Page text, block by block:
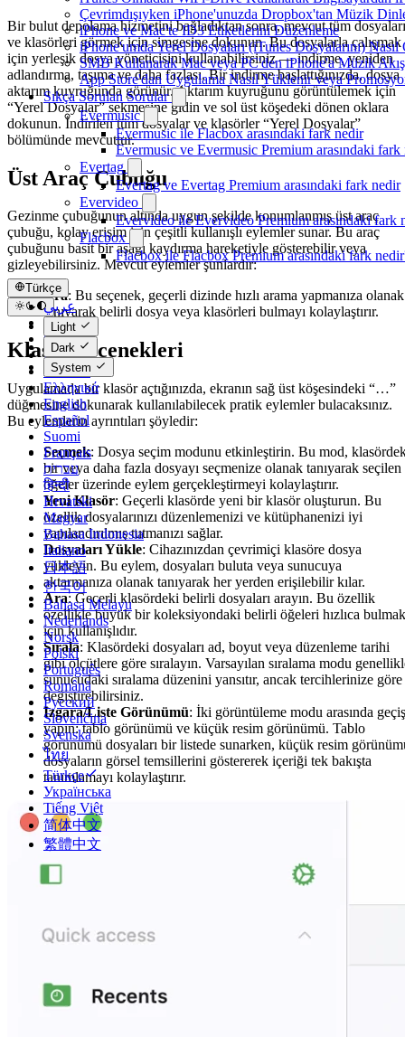
Çevrimdışıyken iPhone'unuzda Dropbox'tan Müzik
iPhone ve Mac'te ID3 Etiketlerini Düzenleme
iPhone'umda Yerel Dosyaları (iTunes Dosyalarını) Nasıl
SMB Kullanarak Mac veya PC'den iPhone'a Müzik
App Store'dan Uygulama Nasıl Yüklenir veya
Sıkça Sorulan Sorular
Evermusic
Evermusic ile Flacbox arasındaki fark nedir
Evermusic ve Evermusic Premium arasındaki fark
Evertag
Evertag ve Evertag Premium arasındaki fark nedir
Evervideo
Evervideo ile Evervideo Premium arasındaki fark
Flacbox
Flacbox ile Flacbox Premium arasındaki fark
Türkçe
عربي
Català
Čeština
Dansk
Deutsch
Ελληνικά
English
Español
Suomi
Français
עברית
हिन्दी
Hrvatski
Magyar
Bahasa Indonesia
Italiano
日本語
한국어
Bahasa Melayu
Nederlands
Norsk
Polski
Português
Română
Русский
Slovenčina
Svenska
ไทย
Türkçe
Українська
Tiếng Việt
简体中文
繁體中文
Light
Dark
System
Bir bulut depolama hizmetini bağladıktan sonra, mevcut tüm dosyaları
ve klasörleri görmek için simgesine dokunun. Bu dosyalarla çalışmak
için yerleşik dosya yöneticisini kullanabilirsiniz — indirme, yeniden
adlandırma, taşıma ve daha fazlası. Bir indirme başlattığınızda, dosya
aktarım kuyruğunda görünür. Aktarım kuyruğunu görüntülemek için
“Yerel Dosyalar” sekmesine gidin ve sol üst köşedeki dönen oklara
dokunun. İndirilen tüm dosyalar ve klasörler “Yerel Dosyalar”
bölümünde mevcuttur.
Üst Araç Çubuğu
Gezinme çubuğunun altında uygun şekilde konumlanmış üst araç
çubuğu, kolay erişim için çeşitli kullanışlı eylemler sunar. Bu araç
çubuğunu basit bir aşağı kaydırma hareketiyle gösterebilir veya
gizleyebilirsiniz. Mevcut eylemler şunlardır:
Ara: Bu seçenek, geçerli dizinde hızlı arama yapmanıza olanak
tanıyarak belirli dosya veya klasörleri bulmayı kolaylaştırır.
Klasör Seçenekleri
Uygulamada bir klasör açtığınızda, ekranın sağ üst köşesindeki “…”
düğmesine dokunarak kullanılabilecek pratik eylemler bulacaksınız.
Bu eylemlerin ayrıntıları şöyledir:
Seçmek: Dosya seçim modunu etkinleştirin. Bu mod,
bir veya daha fazla dosyayı seçmenize olanak tanıyarak seçilen
öğeler üzerinde eylem gerçekleştirmeyi kolaylaştırır.
Yeni Klasör: Geçerli klasörde yeni bir klasör oluşturun. Bu
özellik dosyalarınızı düzenlemenizi ve kütüphanenizi iyi
yapılandırılmış tutmanızı sağlar.
Dosyaları Yükle: Cihazınızdan çevrimiçi klasöre dosya
yükleyin. Bu eylem, dosyaları buluta veya sunucuya
aktarmanıza olanak tanıyarak her yerden erişilebilir kılar.
Ara: Geçerli klasördeki belirli dosyaları arayın. Bu özellik
özellikle büyük bir koleksiyondaki belirli öğeleri hızlıca bulmak
için kullanışlıdır.
Sırala: Klasördeki dosyaları ad, boyut veya düzenleme tarihi
gibi ölçütlere göre sıralayın. Varsayılan sıralama modu
sunucudaki sıralama düzenini yansıtır, ancak tercihlerinize göre
değiştirebilirsiniz.
Izgara/Liste Görünümü: İki görüntüleme modu arasında geçiş
yapın: tablo görünümü ve küçük resim görünümü. Tablo
görünümü dosyaları bir listede sunarken, küçük resim
dosyaların görsel temsillerini göstererek içeriği tek bakışta
tanımlamayı kolaylaştırır.